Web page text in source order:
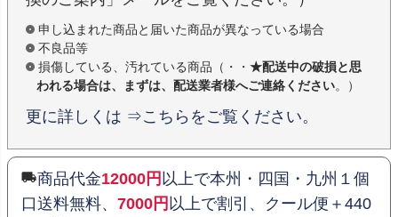
申し込まれた商品と届いた商品が異なっている場合
不良品等
損傷している、汚れている商品（・・ ★配送中の破損と思
われる場合は、まずは、配送業者様へご連絡ください。）
更に詳しくは ⇒こちらをご覧ください。
商品代金12000円 以上で本州・四国・九州１個
口送料無料、 7000円 以上で割引、クール便＋440